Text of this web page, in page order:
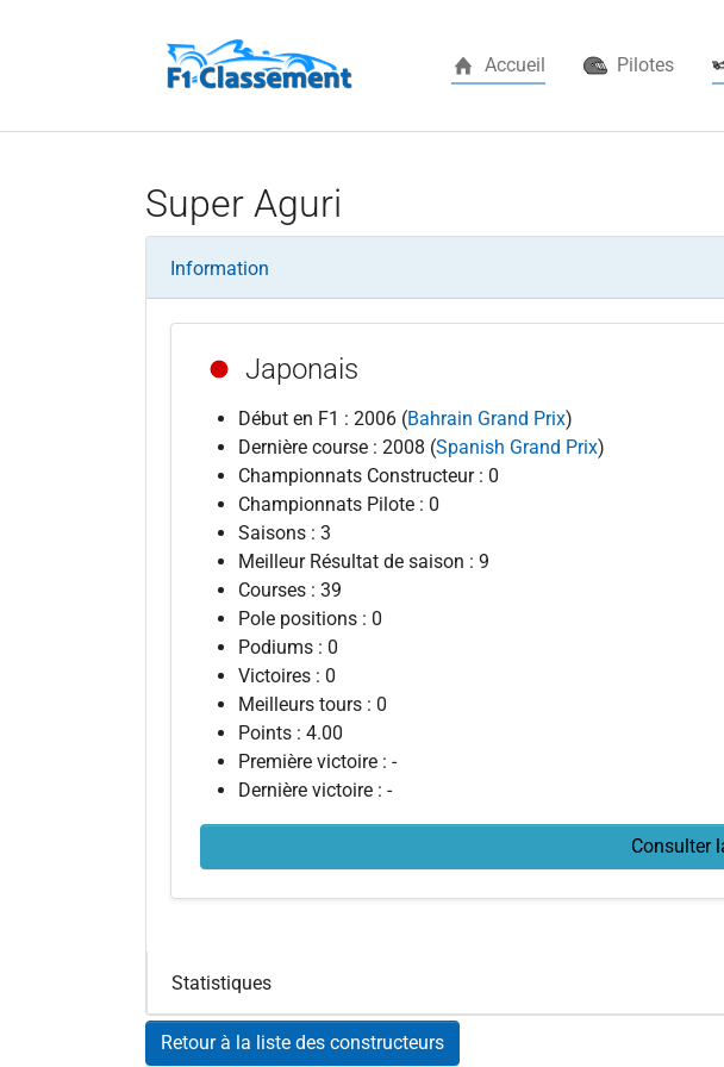
Accueil Pilotes
Super Aguri
Information
Japonais
Début en F1 : 2006 (Bahrain Grand Prix)
Dernière course : 2008 (Spanish Grand Prix)
Championnats Constructeur : 0
Championnats Pilote : 0
Saisons : 3
Meilleur Résultat de saison : 9
Courses : 39
Pole positions : 0
Podiums : 0
Victoires : 0
Meilleurs tours : 0
Points : 4.00
Première victoire : -
Dernière victoire : -
Consulter
Statistiques
Retour à la liste des constructeurs